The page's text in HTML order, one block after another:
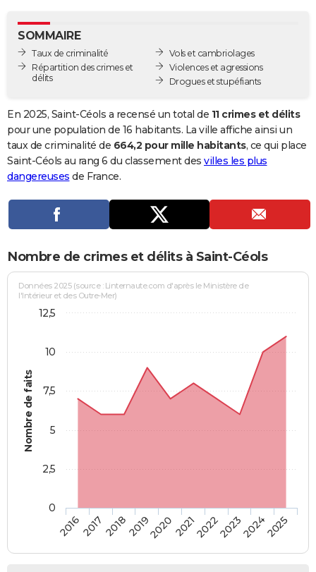
GUIDES D'ACHAT
BONS PLANS
Carte de Noël
Carte Bonne année
Carte Saint-Valentin
Carte Pâques
Carte d'anniversaire
DICTIONNAIRE
Dictionnaire
Biographies
Citations
Expressions
Proverbes
PROGRAMME TV
Se connecter
Entreprises
Service militaire
Avis de recherche
AVIS DE DÉCÈS
Bricolage
Lifestyle
Culture
Sport
Auto
Television
Voyage
Cinema
SOMMAIRE
Taux de criminalité
Répartition des crimes et
délits
Vols et cambriolages
Violences et agressions
Drogues et stupéfiants
En 2025, Saint-Céols a recensé un total de 11 crimes et délits
pour une population de 16 habitants. La ville affiche ainsi un
taux de criminalité de 664,2 pour mille habitants, ce qui place
Saint-Céols au rang 6 du classement des villes les plus
dangereuses de France.
Nombre de crimes et délits à Saint-Céols
Nombre de faits
Données 2025 (source : Linternaute.com d'après le Ministère de
l'Intérieur et des Outre-Mer)
2016201720182019202020212022202320242025
0
2,5
5
7,5
10
12,5